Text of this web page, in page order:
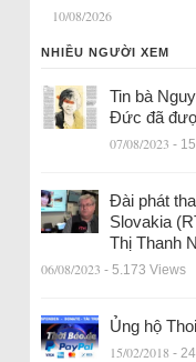
10/08/2026
NHIỀU NGƯỜI XEM
Tin bà
Đức đã
07/08/2023 -
Đài phát
Slovakia
Thị Thanh
06/08/2023 - 5.173 Views
Ủng hộ
15/02/2018 -